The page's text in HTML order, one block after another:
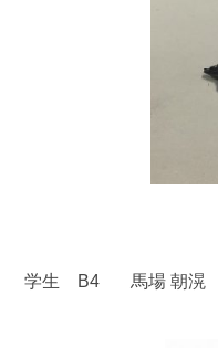
学生 B4 馬場 朝滉